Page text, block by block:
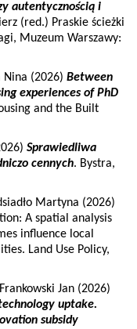
autentycznością i
(red.) Praskie ścieżki
Muzeum Warszawy:
Nina (2026) Between
experiences of PhD
and the Built
Sprawiedliwa
cennych. Bystra,
Martyna (2026)
A spatial analysis
influence local
Land Use Policy,
Jan (2026)
uptake.
subsidy